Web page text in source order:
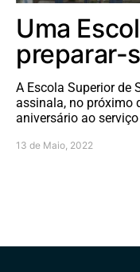
Uma
preparar-
A Escola Superior de
assinala, no próximo
aniversário ao
13 de Maio, 2022